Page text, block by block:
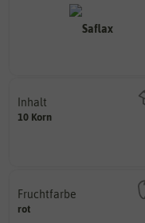
Inhalt
10 KornWie viel ist enthalten
Fruchtfarbe
rot
sie nach dem Reifungsprozess
hat.